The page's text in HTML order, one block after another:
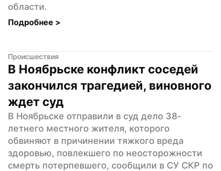
области.
Подробнее >
Происшествия
В Ноябрьске конфликт соседей
закончился трагедией, виновного
ждет суд
В Ноябрьске отправили в суд дело 38-
летнего местного жителя, которого
обвиняют в причинении тяжкого вреда
здоровью, повлекшего по неосторожности
смерть потерпевшего, сообщили в СУ СКР по